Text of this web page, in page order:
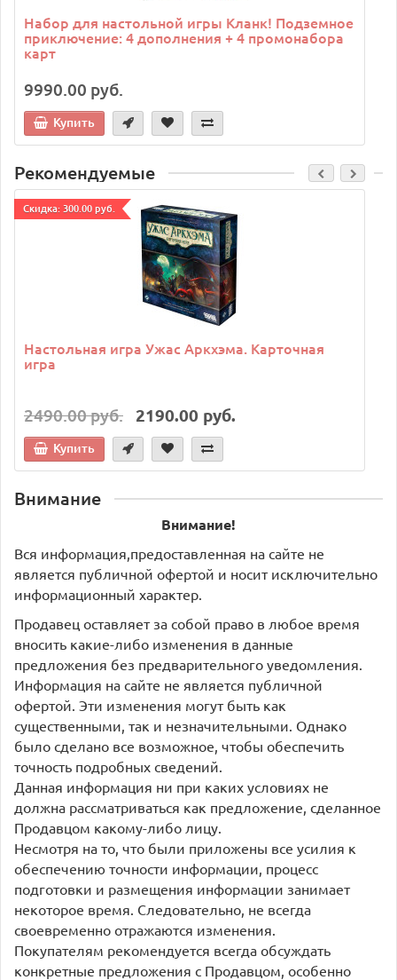
Набор для настольной игры Кланк! Подземное
приключение: 4 дополнения + 4 промонабора
карт
9990.00 руб.
Купить
Рекомендуемые
Cкидка: 300.00 руб.
Настольная игра Ужас Аркхэма. Карточная
игра
2490.00 руб. 2190.00 руб.
Купить
Внимание
Внимание!
Вся информация,предоставленная на сайте не
является публичной офертой и носит исключительно
информационный характер.
Продавец оставляет за собой право в любое время
вносить какие-либо изменения в данные
предложения без предварительного уведомления.
Информация на сайте не является публичной
офертой. Эти изменения могут быть как
существенными, так и незначительными. Однако
было сделано все возможное, чтобы обеспечить
точность подробных сведений.
Данная информация ни при каких условиях не
должна рассматриваться как предложение, сделанное
Продавцом какому-либо лицу.
Несмотря на то, что были приложены все усилия к
обеспечению точности информации, процесс
подготовки и размещения информации занимает
некоторое время. Следовательно, не всегда
своевременно отражаются изменения.
Покупателям рекомендуется всегда обсуждать
конкретные предложения с Продавцом, особенно